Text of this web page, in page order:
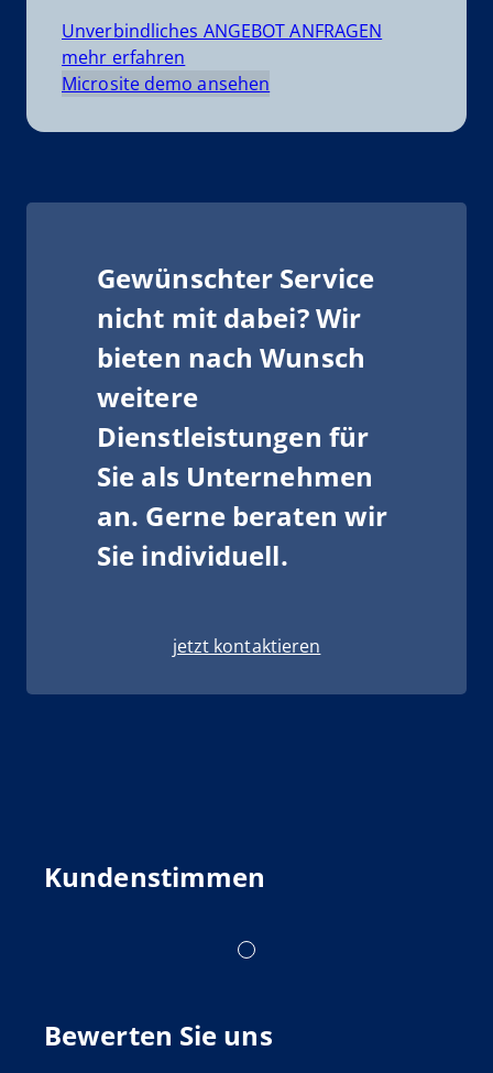
Unverbindliches ANGEBOT ANFRAGEN
mehr erfahren
Microsite demo ansehen
Gewünschter Service
nicht mit dabei? Wir
bieten nach Wunsch
weitere
Dienstleistungen für
Sie als Unternehmen
an. Gerne beraten wir
Sie individuell.
jetzt kontaktieren
Kundenstimmen
Bewerten Sie uns